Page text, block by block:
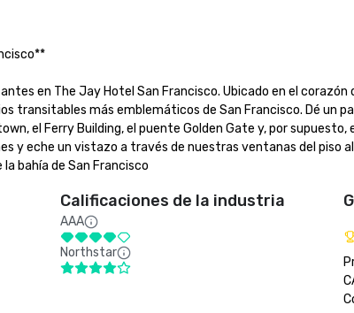
en The Jay Hotel San Francisco. Ubicado en el
transitables más emblemáticos de San Francisco. Dé un
el Ferry Building, el puente Golden Gate y, por
y eche un vistazo a través de nuestras ventanas del piso
bahía de San Francisco
Calificaciones de la industria
AAA
Northstar